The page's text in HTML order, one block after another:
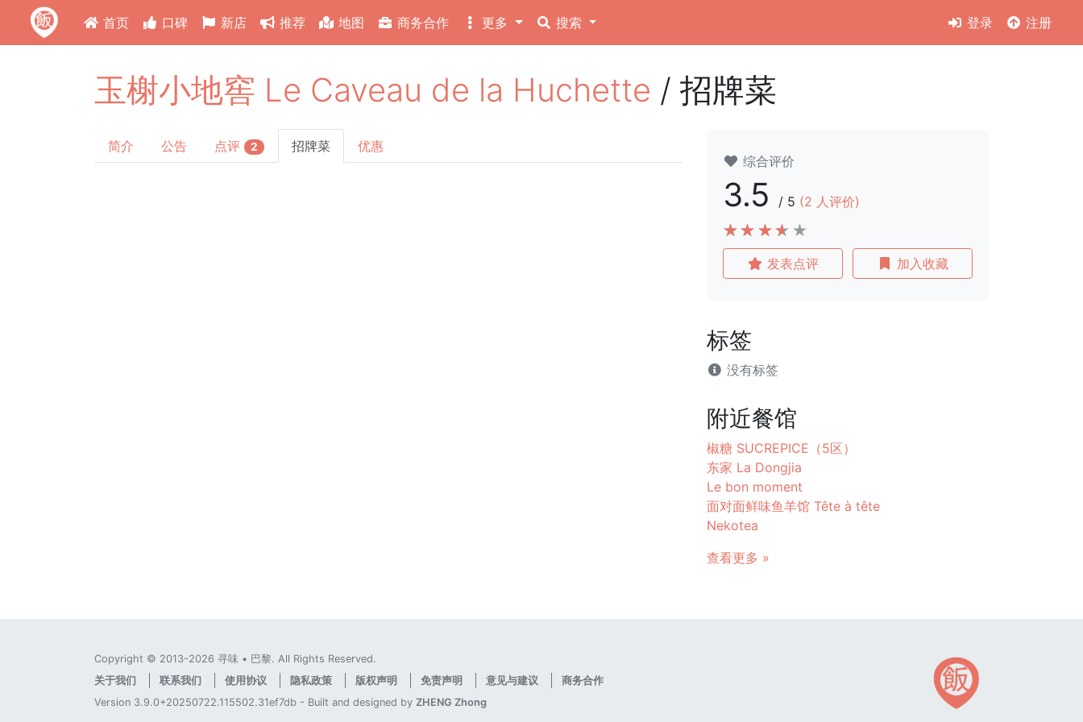
首页 口碑 新店 推荐 地图 商务合作 更多 搜索 登录 注册
玉榭小地窖 Le Caveau de la Huchette / 招牌菜
简介 公告 点评 2 招牌菜
优惠
综合评价
3.5 / 5 (2 人评价)
发表点评 加入收藏
标签
没有标签
附近餐馆
椒糖 SUCREPICE（5区）
东家 La Dongjia
Le bon moment
面对面鲜味鱼羊馆 Tête à tête
Nekotea
查看更多 »
Copyright © 2013-2026 寻味 • 巴黎. All Rights Reserved.
关于我们
联系我们 使用协议 隐私政策 版权声明 免责声明 意见与建议
商务合作
Version 3.9.0+20250722.115502.31ef7db - Built and designed by ZHENG Zhong